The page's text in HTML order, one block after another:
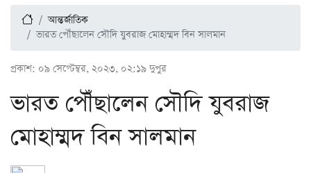
আন্তর্জাতিক
ভারত পৌঁছালেন সৌদি যুবরাজ মোহাম্মদ বিন সালমান
প্রকাশ: ০৯ সেপ্টেম্বর, ২০২৩, ০২:১৯ দুপুর
ভারত পৌঁছালেন সৌদি যুবরাজ
মোহাম্মদ বিন সালমান